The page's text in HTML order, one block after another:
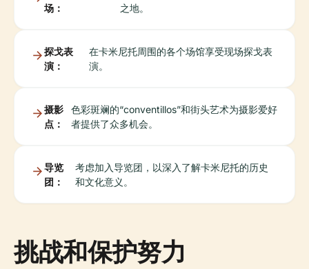
场：
之地。
探戈表
演：
在卡米尼托周围的各个场馆享受现场探戈表
演。
摄影
点：
色彩斑斓的“conventillos”和街头艺术为摄影爱好
者提供了众多机会。
导览
团：
考虑加入导览团，以深入了解卡米尼托的历史
和文化意义。
挑战和保护努力